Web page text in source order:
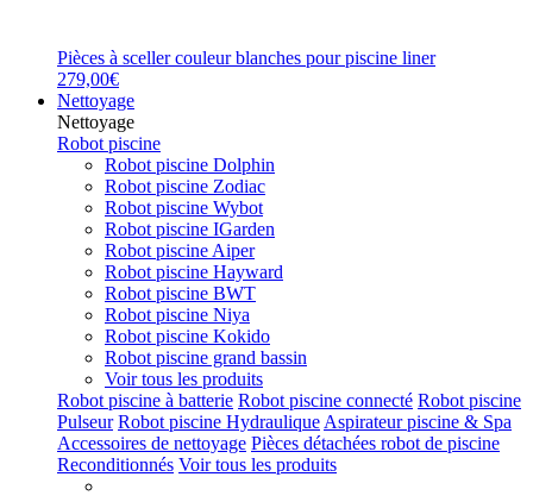
Pièces à sceller couleur blanches pour piscine liner
279,00€
Nettoyage
Nettoyage
Robot piscine
Robot piscine Dolphin
Robot piscine Zodiac
Robot piscine Wybot
Robot piscine IGarden
Robot piscine Aiper
Robot piscine Hayward
Robot piscine BWT
Robot piscine Niya
Robot piscine Kokido
Robot piscine grand bassin
Voir tous les produits
Robot piscine à batterie Robot piscine connecté Robot piscine
Pulseur Robot piscine Hydraulique Aspirateur piscine & Spa
Accessoires de nettoyage Pièces détachées robot de piscine
Reconditionnés Voir tous les produits